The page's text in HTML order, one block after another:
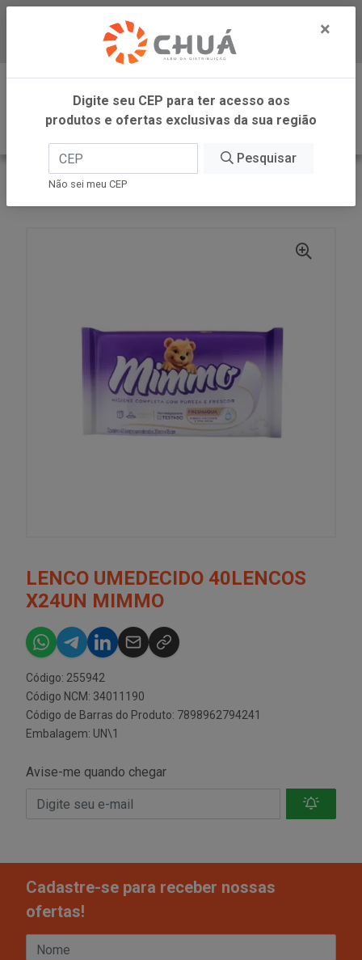
Baixe já nosso APP
0
INÍCIO
SUZANO PAPEL E CELULOSE
LENCO UMEDECIDO 40LENCOS
X24UN MIMMO
Código: 255942
Código NCM: 34011190
Código de Barras do Produto: 7898962794241
Embalagem: UN\1
Avise-me quando chegar
Cadastre-se para receber nossas
ofertas!
×
Digite seu CEP para ter acesso aos
produtos e ofertas exclusivas da sua região
Pesquisar
Não sei meu CEP